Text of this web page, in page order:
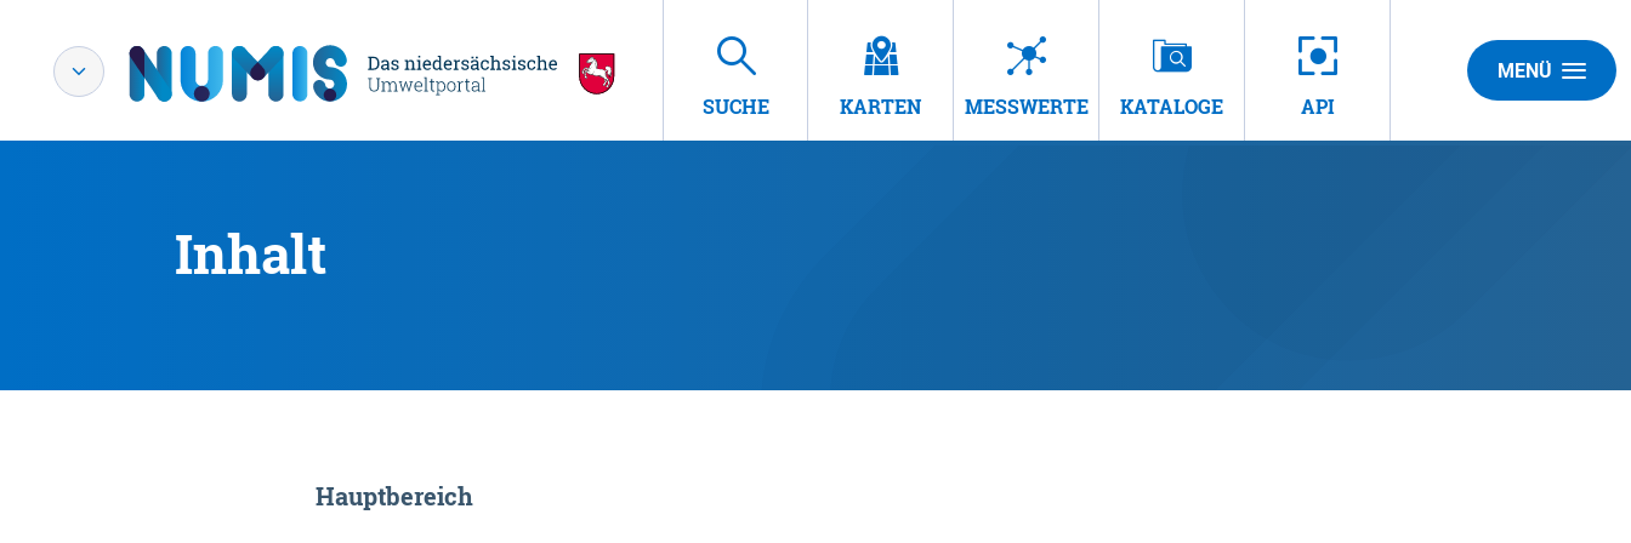
SUCHE KARTEN MESSWERTE KATALOGE API
MENÜ
Inhalt
Hauptbereich